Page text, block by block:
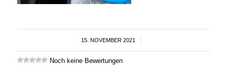
15. NOVEMBER 2021
/
Noch keine Bewertungen